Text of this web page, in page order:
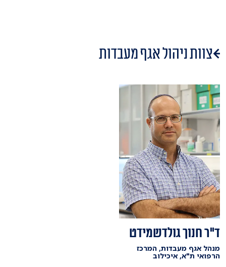
צוות ניהול אגף מעבדות
ד"ר חנוך גולדשמידט
מנהל אגף מעבדות, המרכז
הרפואי ת"א, איכילוב